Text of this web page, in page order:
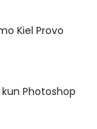
Kiel Provo
Photoshop